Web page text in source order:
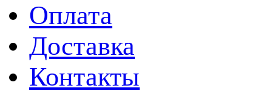
Оплата
Доставка
Контакты